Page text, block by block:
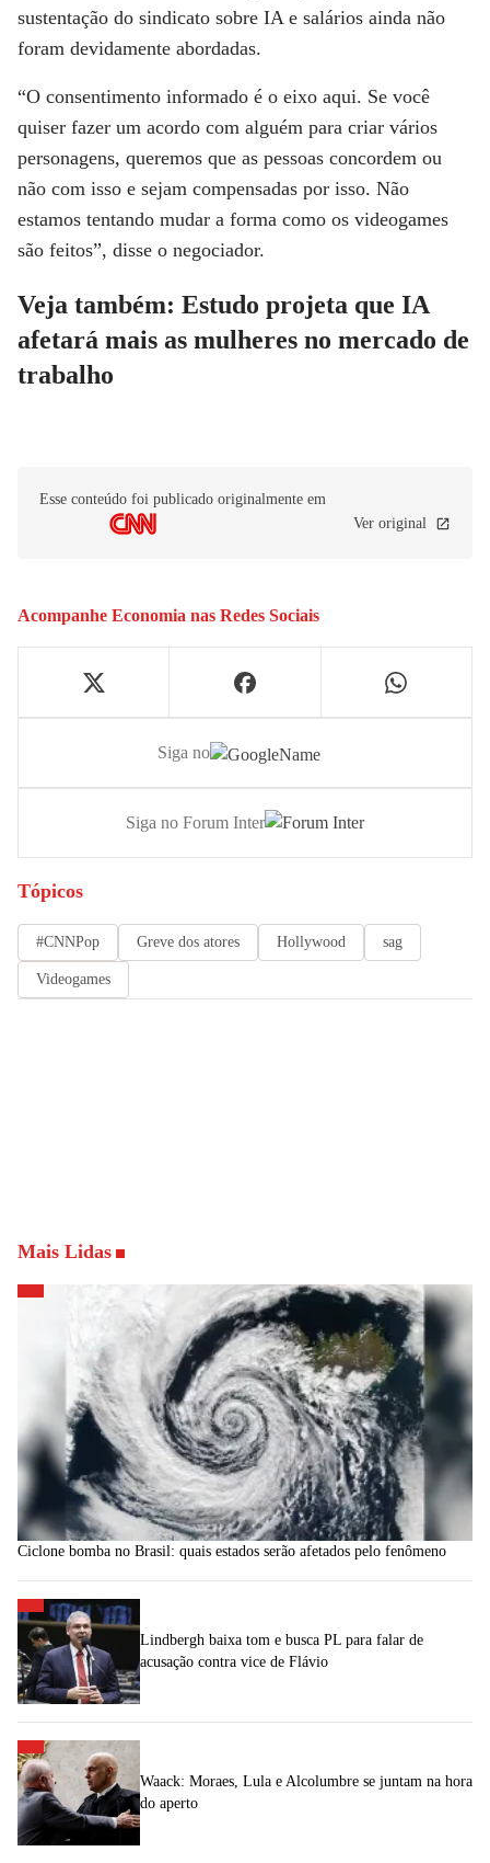
sustentação do sindicato sobre IA e salários ainda não
foram devidamente abordadas.
“O consentimento informado é o eixo aqui. Se você
quiser fazer um acordo com alguém para criar vários
personagens, queremos que as pessoas concordem ou
não com isso e sejam compensadas por isso. Não
estamos tentando mudar a forma como os videogames
são feitos”, disse o negociador.
Veja também: Estudo projeta que IA
afetará mais as mulheres no mercado de
trabalho
Esse conteúdo foi publicado originalmente em
Ver original
Acompanhe Economia nas Redes Sociais
Siga no
Siga no Forum Inter
Tópicos
#CNNPop Greve dos atores Hollywood sag
Videogames
Mais Lidas
Ciclone bomba no Brasil: quais estados serão afetados pelo fenômeno
Lindbergh baixa tom e busca PL para falar de
acusação contra vice de Flávio
Waack: Moraes, Lula e Alcolumbre se juntam na hora
do aperto